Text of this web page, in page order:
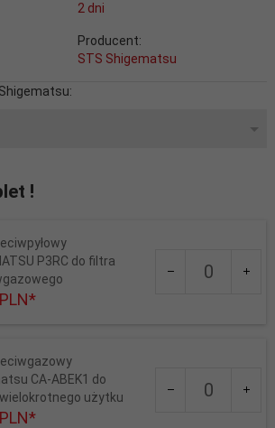
2 dni
Producent:
STS Shigematsu
!
P3RC do filtra
PLN*
dla
CA-ABEK1 do
użytku
PLN*
dla